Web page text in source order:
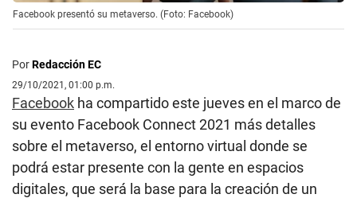
Facebook presentó su metaverso. (Foto: Facebook)
PorRedacción EC
29/10/2021, 01:00 p.m.
Facebook ha compartido este jueves en el marco de
su evento Facebook Connect 2021 más detalles
sobre el metaverso, el entorno virtual donde se
podrá estar presente con la gente en espacios
digitales, que será la base para la creación de un